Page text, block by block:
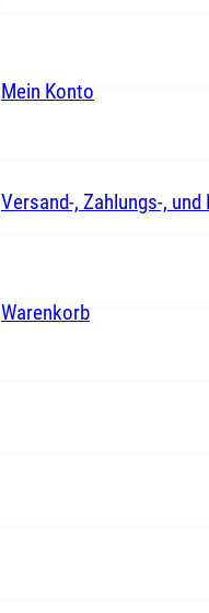
Mein Konto
Versand-, Zahlungs-,
Warenkorb